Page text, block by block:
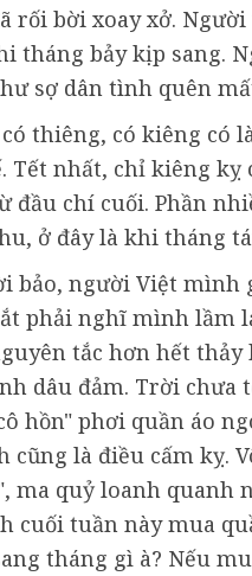
rối bời xoay xở.
tháng bảy kịp sang.
sợ dân tình quên
có thiêng, có kiêng có
Tết nhất, chỉ kiêng kỵ
đầu chí cuối. Phần
ở đây là khi tháng
bảo, người Việt mình
phải nghĩ mình lầm
tắc hơn hết thảy
dâu đảm. Trời chưa
hồn" phơi quần áo
cũng là điều cấm kỵ.
ma quỷ loanh quanh
cuối tuần này mua
tháng gì à? Nếu